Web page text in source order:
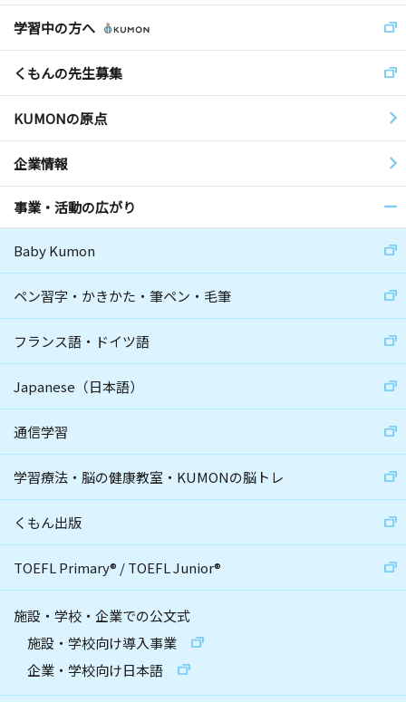
学習中の方へ
くもんの先生募集
KUMONの原点
企業情報
事業・活動の広がり
Baby Kumon
ペン習字・かきかた・筆ペン・毛筆
フランス語・ドイツ語
Japanese（日本語）
通信学習
学習療法・脳の健康教室・KUMONの脳トレ
くもん出版
TOEFL Primary® /TOEFL Junior®
施設・学校・企業での公文式
施設・学校向け導入事業
企業・学校向け日本語